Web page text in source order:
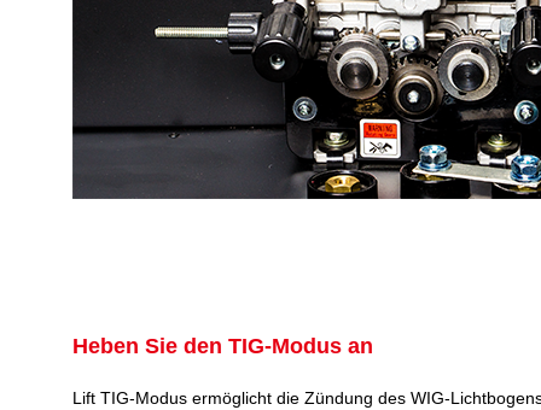
Heben Sie den TIG-Modus an
Lift TIG-Modus ermöglicht die Zündung des WIG-